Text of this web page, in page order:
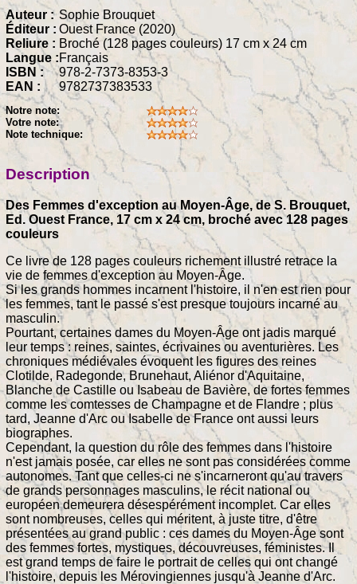
Auteur : Sophie Brouquet
Éditeur : Ouest France (2020)
Reliure : Broché (128 pages couleurs) 17 cm x 24 cm
Langue :Français
ISBN :
978-2-7373-8353-3
EAN :
9782737383533
Notre note:
Votre note:
Note technique:
Description
Des Femmes d'exception au Moyen-Âge, de S. Brouquet,
Ed. Ouest France, 17 cm x 24 cm, broché avec 128 pages
couleurs
Ce livre de 128 pages couleurs richement illustré retrace la
vie de femmes d'exception au Moyen-Âge.
Si les grands hommes incarnent l'histoire, il n'en est rien pour
les femmes, tant le passé s'est presque toujours incarné au
masculin.
Pourtant, certaines dames du Moyen-Âge ont jadis marqué
leur temps : reines, saintes, écrivaines ou aventurières. Les
chroniques médiévales évoquent les figures des reines
Clotilde, Radegonde, Brunehaut, Aliénor d'Aquitaine,
Blanche de Castille ou Isabeau de Bavière, de fortes femmes
comme les comtesses de Champagne et de Flandre ; plus
tard, Jeanne d'Arc ou Isabelle de France ont aussi leurs
biographes.
Cependant, la question du rôle des femmes dans l'histoire
n'est jamais posée, car elles ne sont pas considérées comme
autonomes. Tant que celles-ci ne s'incarneront qu'au travers
de grands personnages masculins, le récit national ou
européen demeurera désespérément incomplet. Car elles
sont nombreuses, celles qui méritent, à juste titre, d'être
présentées au grand public : ces dames du Moyen-Âge sont
des femmes fortes, mystiques, découvreuses, féministes. Il
est grand temps de faire le portrait de celles qui ont changé
l'histoire, depuis les Mérovingiennes jusqu'à Jeanne d'Arc.